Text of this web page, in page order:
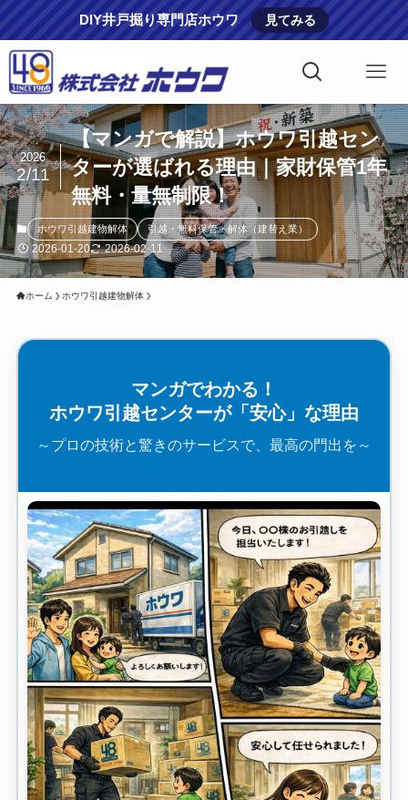
DIY井戸掘り専門店ホウワ 見てみる
【マンガで解説】ホウワ引越セン
ターが選ばれる理由｜家財保管1年
無料・量無制限！
2026
2/11
ホウワ引越建物解体 引越・無料保管・解体（建替え業）
2026-01-20 2026-02-11
ホーム ホウワ引越建物解体
マンガでわかる！
ホウワ引越センターが「安心」な理由
～プロの技術と驚きのサービスで、最高の門出を～